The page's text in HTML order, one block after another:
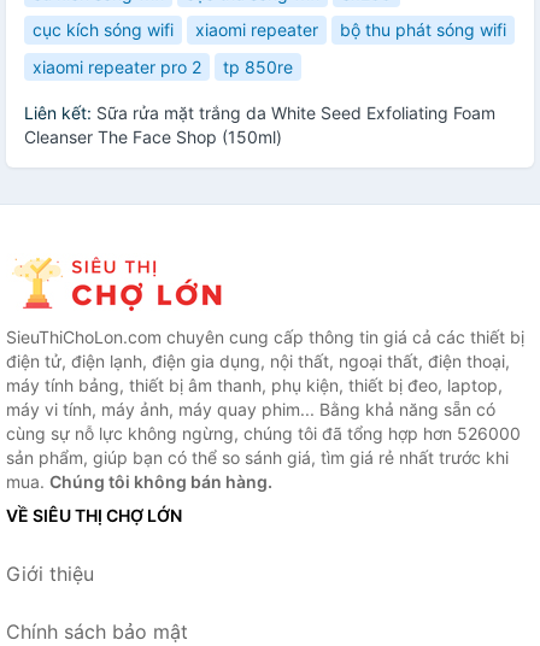
cục kích sóng wifi
xiaomi repeater
bộ thu phát sóng wifi
xiaomi repeater pro 2
tp 850re
Liên kết: Sữa rửa mặt trắng da White Seed Exfoliating Foam
Cleanser The Face Shop (150ml)
SieuThiChoLon.com chuyên cung cấp thông tin giá cả các thiết bị
điện tử, điện lạnh, điện gia dụng, nội thất, ngoại thất, điện thoại,
máy tính bảng, thiết bị âm thanh, phụ kiện, thiết bị đeo, laptop,
máy vi tính, máy ảnh, máy quay phim... Bằng khả năng sẵn có
cùng sự nỗ lực không ngừng, chúng tôi đã tổng hợp hơn 526000
sản phẩm, giúp bạn có thể so sánh giá, tìm giá rẻ nhất trước khi
mua. Chúng tôi không bán hàng.
VỀ SIÊU THỊ CHỢ LỚN
Giới thiệu
Chính sách bảo mật